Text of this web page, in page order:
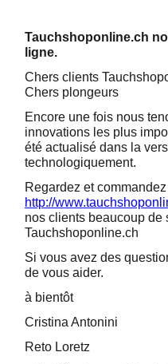
Tauchshoponline.ch
ligne.
Chers clients
Chers plongeurs
Encore une fois nous
innovations les plus
été actualisé dans la
technologiquement.
Regardez et
http://
nos clients beaucoup de
Tauchshoponline.ch
Si vous avez des
de vous aider.
à bientôt
Cristina Antonini
Reto Loretz